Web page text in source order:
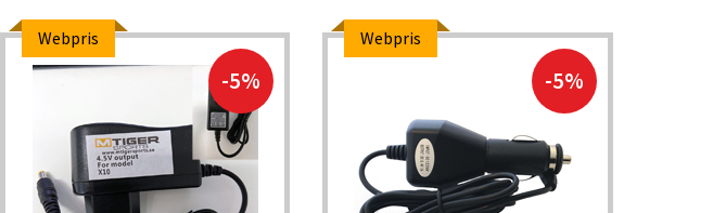
Webpris
-5%
Webpris
-5%